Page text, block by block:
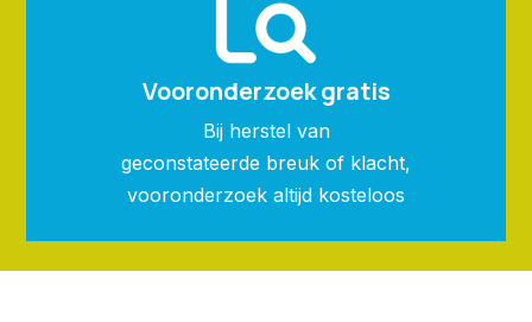
Vooronderzoek gratis
Bij herstel van
geconstateerde breuk of klacht,
vooronderzoek altijd kosteloos